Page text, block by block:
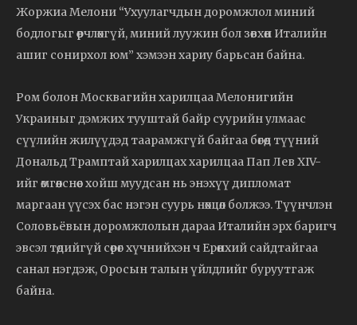
Жоржиа Мелони “Ухуулагчдын доромжлол миний
бодлогыг өөрчлөхгүй, миний луужин бол зөвхөн Италийн
ашиг сонирхол юм” хэмээн хариу барьсан байна.
Ром болон Москвагийн харилцаа Мелонигийн
Украиныг дэмжих тууштай байр суурийн улмаас
сүүлийн жилүүдэд таарамжгүй байгаа бөгөөд түүний
Дональд Трамптай харилцах харилцаа Пап Лев XIV-
ийг өмгөөлснөөс хойш муудсан нь энэхүү дипломат
маргаан үүсэх бас нэгэн суурь нөхцөл болжээ. Түүнчлэн
Соловьёвын доромжлолын дараа Италийн эрх баригч
эвсэл төдийгүй сөрөг хүчнийхэн ч Ерөнхий сайдтайгаа
санал нэгдэж, Оросын талын үйлдлийг буруутгаж
байна.